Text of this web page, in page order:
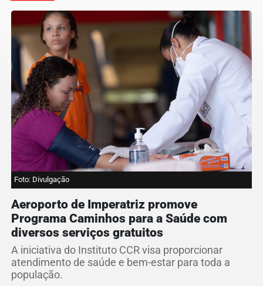
Foto: Divulgação
Aeroporto de Imperatriz promove
Programa Caminhos para a Saúde com
diversos serviços gratuitos
A iniciativa do Instituto CCR visa proporcionar
atendimento de saúde e bem-estar para toda a
população.